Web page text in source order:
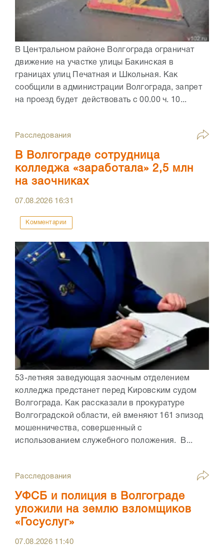
В Центральном районе Волгограда ограничат
движение на участке улицы Бакинская в
границах улиц Печатная и Школьная. Как
сообщили в администрации Волгограда, запрет
на проезд будет действовать с 00.00 ч. 10...
Расследования
В Волгограде сотрудница
колледжа «заработала» 2,5 млн
на заочниках
07.08.2026 16:31
Комментарии
53-летняя заведующая заочным отделением
колледжа предстанет перед Кировским судом
Волгограда. Как рассказали в прокуратуре
Волгоградской области, ей вменяют 161 эпизод
мошенничества, совершенный с
использованием служебного положения. В...
Расследования
УФСБ и полиция в Волгограде
уложили на землю взломщиков
«Госуслуг»
07.08.2026 11:40